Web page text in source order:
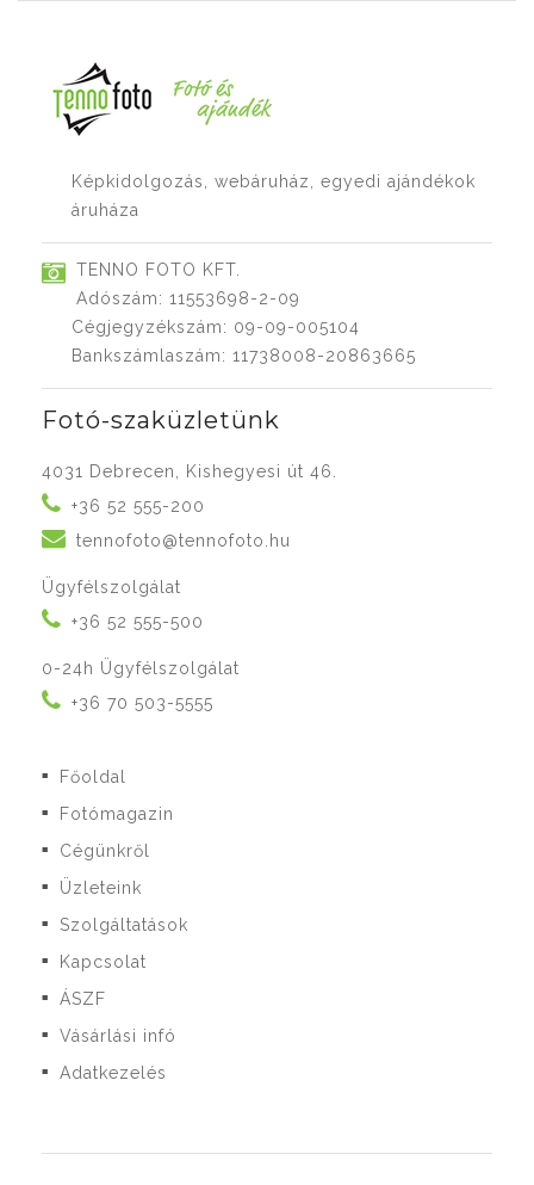
Képkidolgozás, webáruház, egyedi ajándékok
áruháza
TENNO FOTO KFT.
Adószám: 11553698-2-09
Cégjegyzékszám: 09-09-005104
Bankszámlaszám: 11738008-20863665
Fotó-szaküzletünk
4031 Debrecen, Kishegyesi út 46.
+36 52 555-200
tennofoto@tennofoto.hu
Ügyfélszolgálat
+36 52 555-500
0-24h Ügyfélszolgálat
+36 70 503-5555
■ Főoldal
■ Fotómagazin
■ Cégünkről
■ Üzleteink
■ Szolgáltatások
■ Kapcsolat
■ ÁSZF
■ Vásárlási infó
■ Adatkezelés